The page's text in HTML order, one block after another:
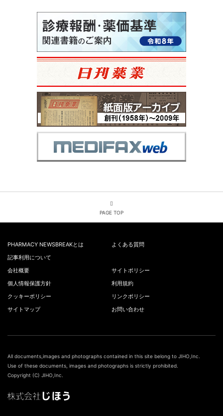
PAGE TOP
PHARMACY NEWSBREAKとは
よくある質問
記事利用について
会社概要
サイトポリシー
個人情報保護方針
利用規約
クッキーポリシー
リンクポリシー
サイトマップ
お問い合わせ
All documents,images and photographs contained in this site belong to JIHO,Inc.
Use of these documents, images and photographs is strictly prohibited.
Copyright (C) JIHO,Inc.